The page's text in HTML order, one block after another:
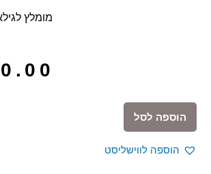
מומלץ לגילאי 6
Series
הוספה לסל
הוספה לווישליסט